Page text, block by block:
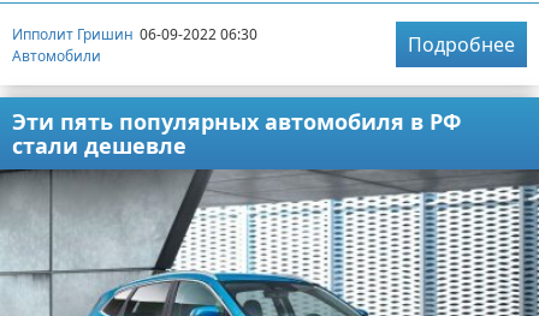
Ипполит Гришин 06-09-2022 06:30
Автомобили
Подробнее
Эти пять популярных автомобиля в РФ
стали дешевле